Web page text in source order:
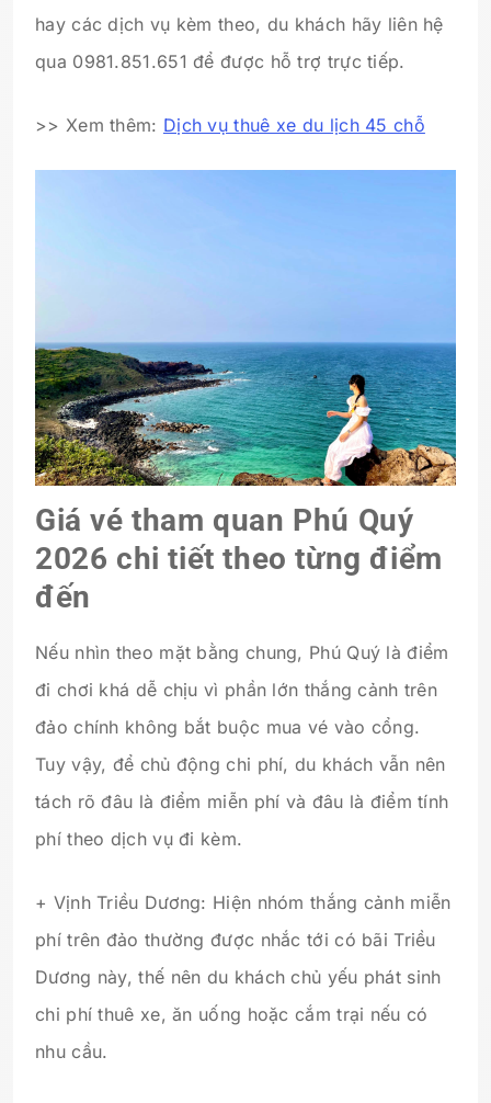
hay các dịch vụ kèm theo, du khách hãy liên hệ
qua 0981.851.651 để được hỗ trợ trực tiếp.
>> Xem thêm: Dịch vụ thuê xe du lịch 45 chỗ
Giá vé tham quan Phú Quý
2026 chi tiết theo từng điểm
đến
Nếu nhìn theo mặt bằng chung, Phú Quý là điểm
đi chơi khá dễ chịu vì phần lớn thắng cảnh trên
đảo chính không bắt buộc mua vé vào cổng.
Tuy vậy, để chủ động chi phí, du khách vẫn nên
tách rõ đâu là điểm miễn phí và đâu là điểm tính
phí theo dịch vụ đi kèm.
+ Vịnh Triều Dương: Hiện nhóm thắng cảnh miễn
phí trên đảo thường được nhắc tới có bãi Triều
Dương này, thế nên du khách chủ yếu phát sinh
chi phí thuê xe, ăn uống hoặc cắm trại nếu có
nhu cầu.